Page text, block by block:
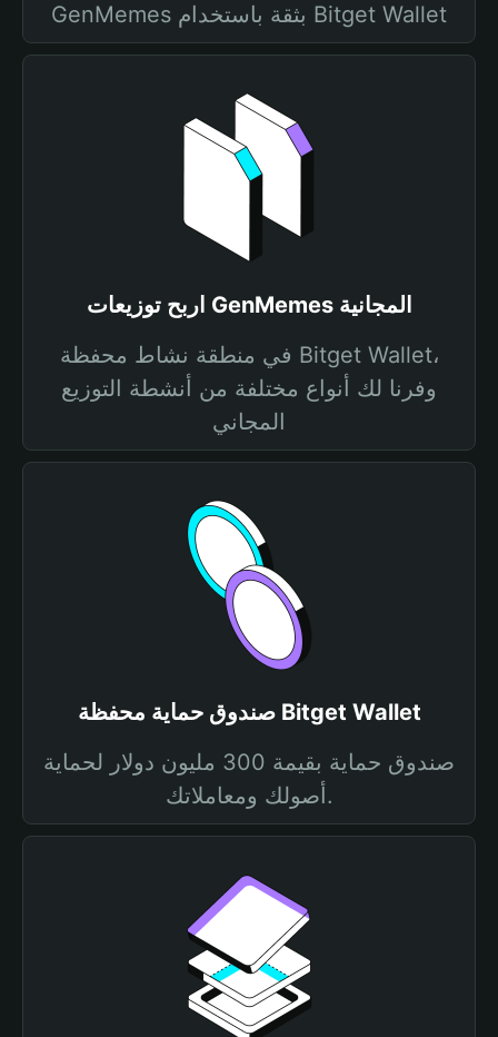
GenMemes بثقة باستخدام Bitget Wallet
اربح توزيعات GenMemes المجانية
في منطقة نشاط محفظة Bitget Wallet،
وفرنا لك أنواع مختلفة من أنشطة التوزيع
المجاني
صندوق حماية محفظة Bitget Wallet
صندوق حماية بقيمة 300 مليون دولار لحماية
أصولك ومعاملاتك.